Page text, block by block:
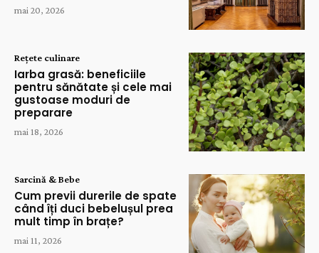
mai 20, 2026
Rețete culinare
Iarba grasă: beneficiile
pentru sănătate și cele mai
gustoase moduri de
preparare
mai 18, 2026
Sarcină & Bebe
Cum previi durerile de spate
când îți duci bebelușul prea
mult timp în brațe?
mai 11, 2026